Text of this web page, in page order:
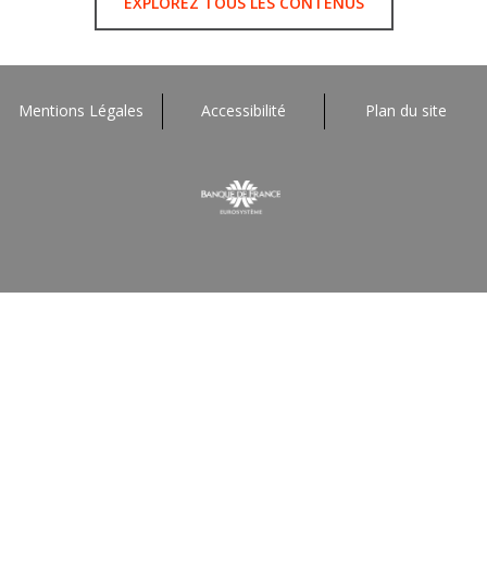
Mentions Légales Accessibilité Plan du site